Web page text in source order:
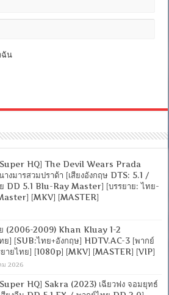
ฉัน
HQ] The Devil Wears Prada
งมารสวมปราด้า [เสียงอังกฤษ DTS: 5.1 /
DD 5.1 Blu-Ray Master] [บรรยาย: ไทย-
[MKV] [MASTER]
(2006-2009) Khan Kluay 1-2
ย] [SUB:ไทย+อังกฤษ] HDTV.AC-3 [พากย์
ายไทย] [1080p] [MKV] [MASTER] [VIP]
ม 2026
HQ] Sakra (2023) เฉียวฟง จอมยุทธ์